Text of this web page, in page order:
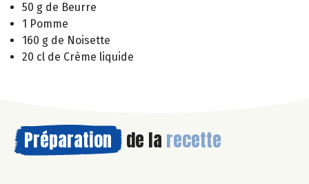
50 g de Beurre
1 Pomme
160 g de Noisette
20 cl de Crème liquide
Préparation de la recette